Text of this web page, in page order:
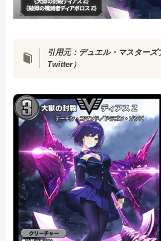
引用元： デュエル・マスターズ
Twitter）